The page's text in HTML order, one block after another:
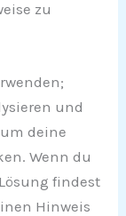
zu
und
deine
Wenn du
findest
Hinweis